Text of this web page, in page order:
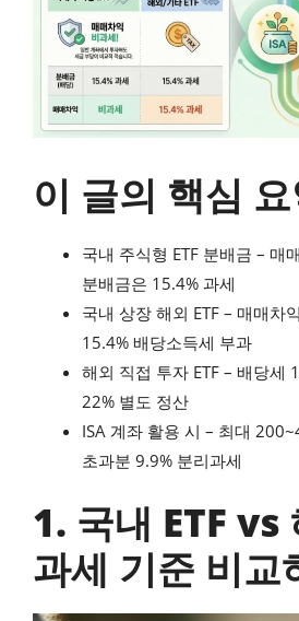
이 글의 핵심
국내 주식형 ETF 분배금 – 매
분배금은 15.4% 과세
국내 상장 해외 ETF – 매매차
15.4% 배당소득세 부과
해외 직접 투자 ETF – 배당세
22% 별도 정산
ISA 계좌 활용 시 – 최대
초과분 9.9% 분리과세
1. 국내 ETF vs
과세 기준 비교